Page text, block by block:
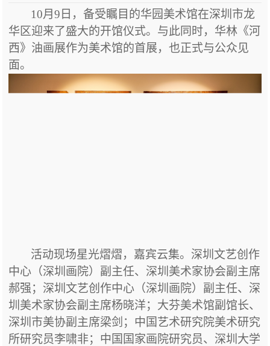
10月9日，备受瞩目的华园美术馆在深圳市龙
华区迎来了盛大的开馆仪式。与此同时，华林《河
西》油画展作为美术馆的首展，也正式与公众见
面。
活动现场星光熠熠，嘉宾云集。深圳文艺创作
中心（深圳画院）副主任、深圳美术家协会副主席
郝强；深圳文艺创作中心（深圳画院）副主任、深
圳美术家协会副主席杨晓洋； 大芬美术馆副馆长、
深圳市美协副主席梁剑 ； 中国艺术研究院美术研究
所研究员李啸非； 中国国家画院研究员、深圳大学